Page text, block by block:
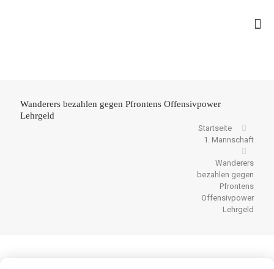
Wanderers bezahlen gegen Pfrontens Offensivpower
Lehrgeld
Startseite
1. Mannschaft
Wanderers
bezahlen gegen
Pfrontens
Offensivpower
Lehrgeld